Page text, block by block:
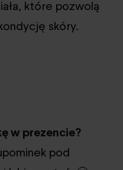
które pozwolą
skóry.
w prezencie?
pod